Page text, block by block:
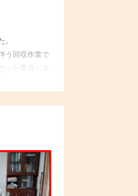
う回収作業で
った吸音パネ
、搬出経路